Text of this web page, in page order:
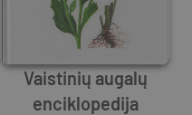
Vaistinių augalų
enciklopedija